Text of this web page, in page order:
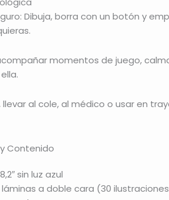
Dibuja, borra con un botón y
momentos de juego,
al cole, al médico o usar en
Contenido
sin luz azul
láminas a doble cara (30